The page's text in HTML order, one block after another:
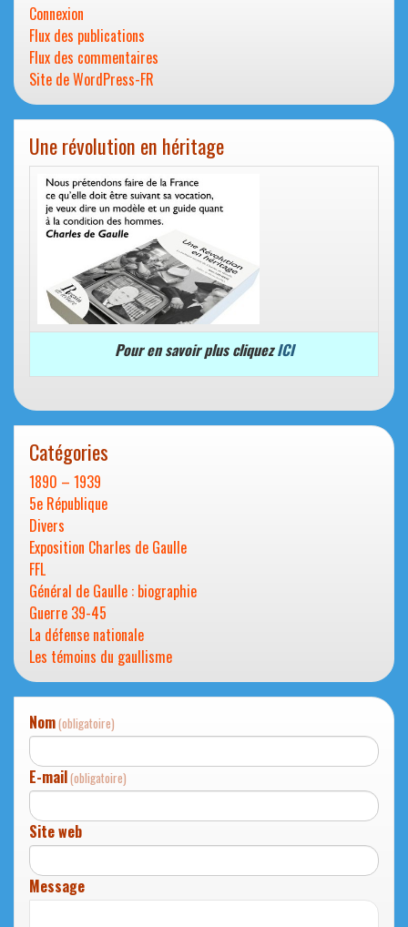
Connexion
Flux des publications
Flux des commentaires
Site de WordPress-FR
Une révolution en héritage
Pour en savoir plus cliquezICI
Catégories
1890 – 1939
5e République
Divers
Exposition Charles de Gaulle
FFL
Général de Gaulle : biographie
Guerre 39-45
La défense nationale
Les témoins du gaullisme
Nom(obligatoire)
E-mail(obligatoire)
Site web
Message